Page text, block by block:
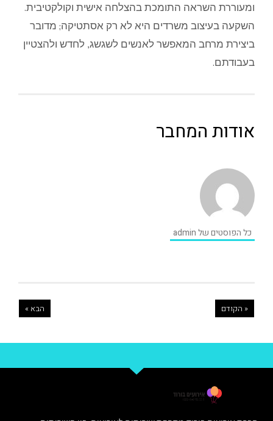
ומעוררת השראה התומכת בהצלחה אישית וקולקטיבית.
השקעה בעיצוב משרדים היא לא רק אסתטיקה; מדובר
ביצירת מרחב המאפשר לאנשים לשגשג, לחדש ולהצטיין
בעבודתם.
אודות המחבר
כל הפוסטים של admin
« הקודם הבא »